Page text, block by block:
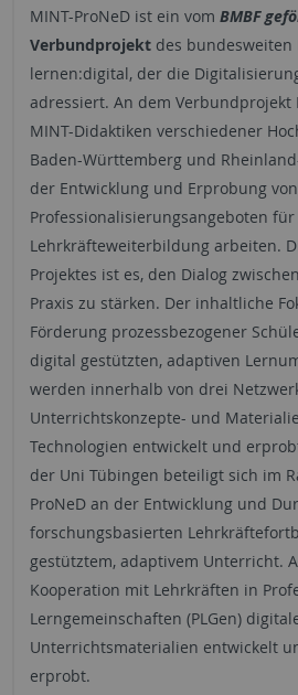
MINT-ProNeD ist ein vom BMBF
Verbundprojekt des
lernen:digital, der die
adressiert. An dem Verbundprojekt
MINT-Didaktiken verschiedener
Baden-Württemberg und
der Entwicklung und Erprobung von
Professionalisierungsangeboten für
Lehrkräfteweiterbildung arbeiten.
Projektes ist es, den Dialog
Praxis zu stärken. Der inhaltliche
Förderung prozessbezogener
digital gestützten, adaptiven
werden innerhalb von drei
Unterrichtskonzepte- und
Technologien entwickelt und
der Uni Tübingen beteiligt sich im
ProNeD an der Entwicklung und
forschungsbasierten
gestütztem, adaptivem Unterricht.
Kooperation mit Lehrkräften in
Lerngemeinschaften (PLGen)
Unterrichtsmaterialien entwickelt
erprobt.